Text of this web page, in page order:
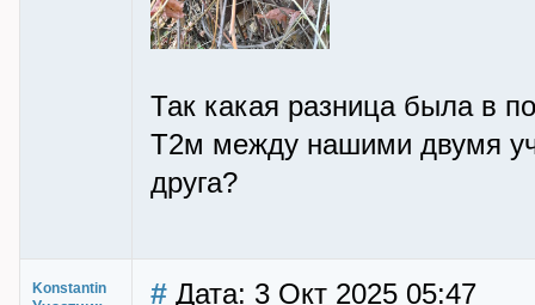
Так какая разница была в
Т2м между нашими двумя
друга?
Konstantin # Дата: 3 Окт 2025 05:47